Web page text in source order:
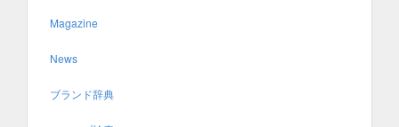
Magazine
News
ブランド辞典